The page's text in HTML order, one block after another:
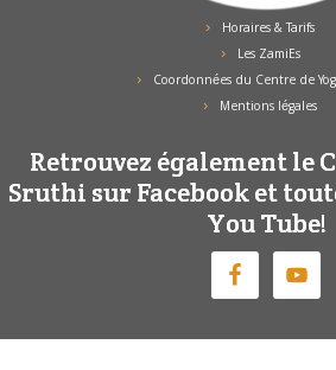
Horaires & Tarifs
Les ZamiEs
Coordonnées du Centre de
Mentions légales
Retrouvez également le
Sruthi sur Facebook et
You Tube!